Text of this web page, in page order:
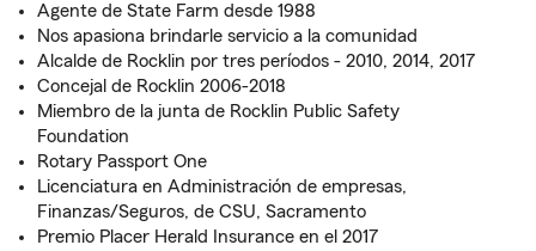
Agente de State Farm desde 1988
Nos apasiona brindarle servicio a la comunidad
Alcalde de Rocklin por tres períodos - 2010, 2014, 2017
Concejal de Rocklin 2006-2018
Miembro de la junta de Rocklin Public Safety
Foundation
Rotary Passport One
Licenciatura en Administración de empresas,
Finanzas/Seguros, de CSU, Sacramento
Premio Placer Herald Insurance en el 2017